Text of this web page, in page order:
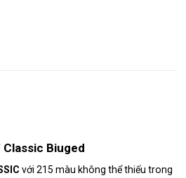
Classic Biuged
với 215 màu không thể thiếu trong